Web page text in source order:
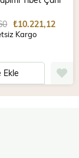
₺10.221,12
Ekle
Kargo